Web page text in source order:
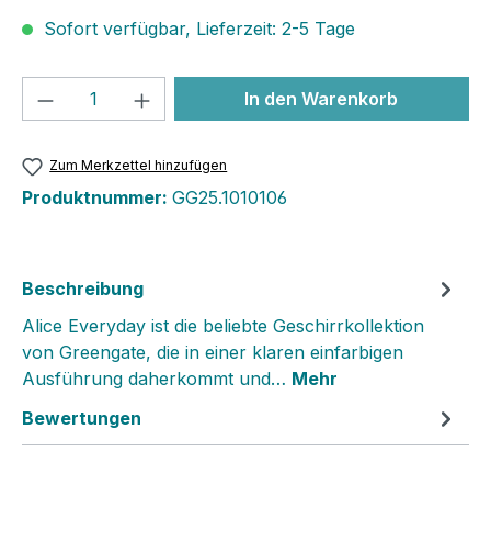
Sofort verfügbar, Lieferzeit: 2-5 Tage
Produkt Anzahl: Gib denIn den Warenkorb
Zum Merkzettel hinzufügen
Produktnummer: GG25.1010106
Beschreibung
Alice Everyday ist die beliebte Geschirrkollektion
von Greengate, die in einer klaren einfarbigen
Ausführung daherkommt und… Mehr
Bewertungen